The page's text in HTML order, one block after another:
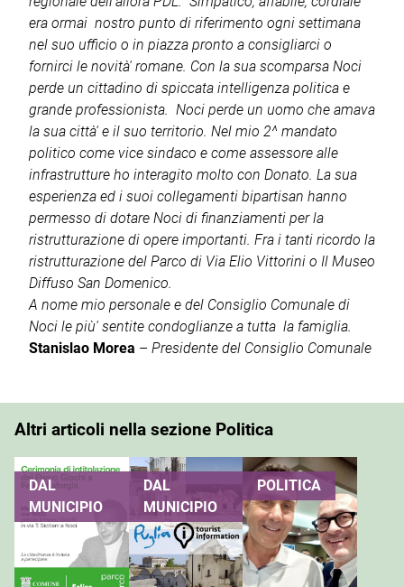
era ormai nostro punto di riferimento ogni settimana
nel suo ufficio o in piazza pronto a consigliarci o
fornirci le novità' romane. Con la sua scomparsa Noci
perde un cittadino di spiccata intelligenza politica e
grande professionista. Noci perde un uomo che amava
la sua città' e il suo territorio. Nel mio 2^ mandato
politico come vice sindaco e come assessore alle
infrastrutture ho interagito molto con Donato. La sua
esperienza ed i suoi collegamenti bipartisan hanno
permesso di dotare Noci di finanziamenti per la
ristrutturazione di opere importanti. Fra i tanti ricordo la
ristrutturazione del Parco di Via Elio Vittorini o Il Museo
Diffuso San Domenico.
A nome mio personale e del Consiglio Comunale di
Noci le più' sentite condoglianze a tutta la famiglia.
Stanislao Morea – Presidente del Consiglio Comunale
Altri articoli nella sezione Politica
DAL
MUNICIPIO
DAL
MUNICIPIO
POLITICA